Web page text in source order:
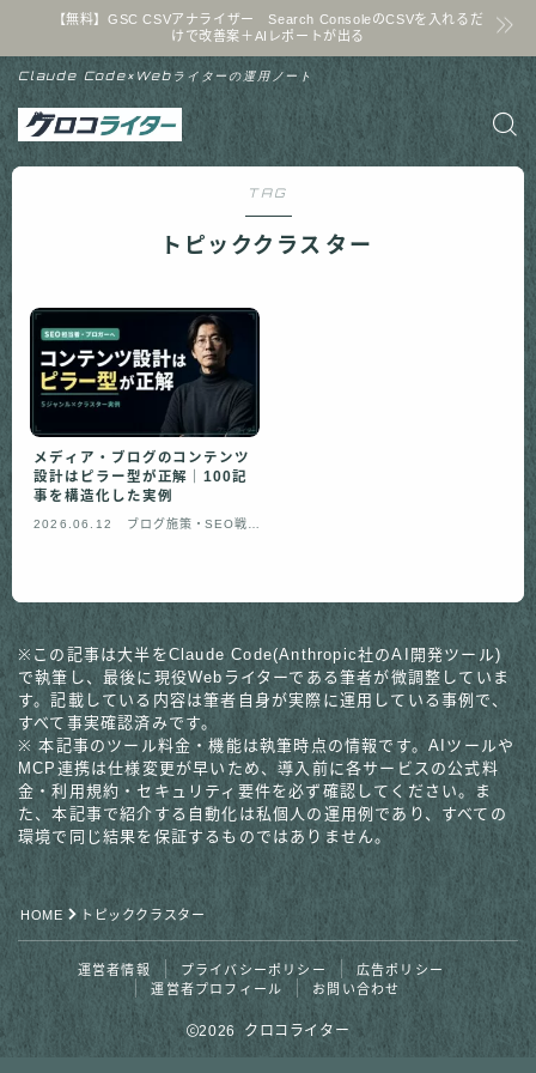
【無料】GSC CSVアナライザー Search ConsoleのCSVを入れるだ
けで改善案＋AIレポートが出る
Claude Code×Webライターの運用ノート
TAG
トピッククラスター
メディア・ブログのコンテンツ
設計はピラー型が正解｜100記
事を構造化した実例
2026.06.12
ブログ施策・SEO戦略
※この記事は大半をClaude Code(Anthropic社のAI開発ツール)
で執筆し、最後に現役Webライターである筆者が微調整していま
す。記載している内容は筆者自身が実際に運用している事例で、
すべて事実確認済みです。
※ 本記事のツール料金・機能は執筆時点の情報です。AIツールや
MCP連携は仕様変更が早いため、導入前に各サービスの公式料
金・利用規約・セキュリティ要件を必ず確認してください。ま
た、本記事で紹介する自動化は私個人の運用例であり、すべての
環境で同じ結果を保証するものではありません。
HOME トピッククラスター
運営者情報 プライバシーポリシー
広告ポリシー
運営者プロフィール
お問い合わせ
2026 クロコライター